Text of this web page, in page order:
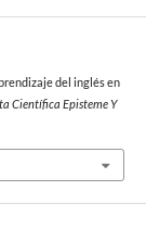
del inglés en
Científica Episteme Y